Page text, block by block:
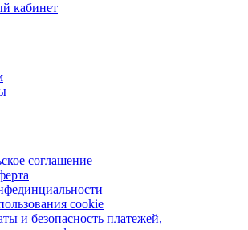
кабинет
соглашение
cookie
и безопасность платежей,